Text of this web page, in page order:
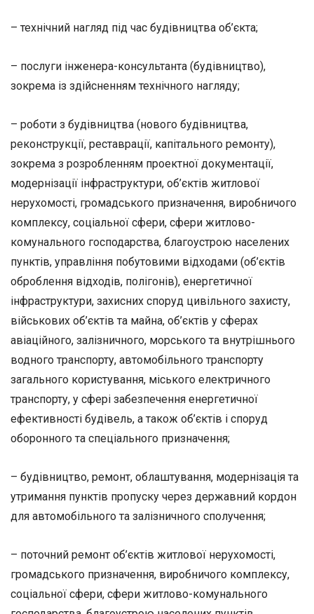
– технічний нагляд під час будівництва об’єкта;
– послуги інженера-консультанта (будівництво),
зокрема із здійсненням технічного нагляду;
– роботи з будівництва (нового будівництва,
реконструкції, реставрації, капітального ремонту),
зокрема з розробленням проектної документації,
модернізації інфраструктури, об’єктів житлової
нерухомості, громадського призначення, виробничого
комплексу, соціальної сфери, сфери житлово-
комунального господарства, благоустрою населених
пунктів, управління побутовими відходами (об’єктів
оброблення відходів, полігонів), енергетичної
інфраструктури, захисних споруд цивільного захисту,
військових об’єктів та майна, об’єктів у сферах
авіаційного, залізничного, морського та внутрішнього
водного транспорту, автомобільного транспорту
загального користування, міського електричного
транспорту, у сфері забезпечення енергетичної
ефективності будівель, а також об’єктів і споруд
оборонного та спеціального призначення;
– будівництво, ремонт, облаштування, модернізація та
утримання пунктів пропуску через державний кордон
для автомобільного та залізничного сполучення;
– поточний ремонт об’єктів житлової нерухомості,
громадського призначення, виробничого комплексу,
соціальної сфери, сфери житлово-комунального